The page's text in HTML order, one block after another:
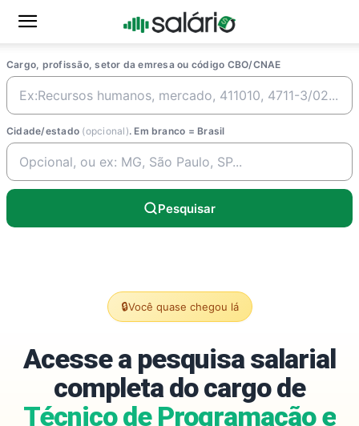
Cargo, profissão, setor da emresa ou código CBO/CNAE
Cidade/estado (opcional). Em branco = Brasil
Pesquisar
🔒Você quase chegou lá
Acesse a pesquisa salarial
completa do cargo de
Técnico de Programação e